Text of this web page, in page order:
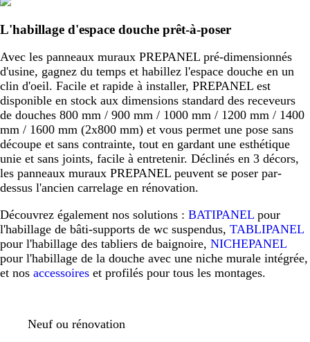
L'habillage d'espace douche prêt-à-poser
Avec les panneaux muraux PREPANEL pré-dimensionnés
d'usine, gagnez du temps et habillez l'espace douche en un
clin d'oeil. Facile et rapide à installer, PREPANEL est
disponible en stock aux dimensions standard des receveurs
de douches 800 mm / 900 mm / 1000 mm / 1200 mm / 1400
mm / 1600 mm (2x800 mm) et vous permet une pose sans
découpe et sans contrainte, tout en gardant une esthétique
unie et sans joints, facile à entretenir. Déclinés en 3 décors,
les panneaux muraux PREPANEL peuvent se poser par-
dessus l'ancien carrelage en rénovation.
Découvrez également nos solutions : BATIPANEL pour
l'habillage de bâti-supports de wc suspendus, TABLIPANEL
pour l'habillage des tabliers de baignoire, NICHEPANEL
pour l'habillage de la douche avec une niche murale intégrée,
et nos accessoires et profilés pour tous les montages.
Neuf ou rénovation